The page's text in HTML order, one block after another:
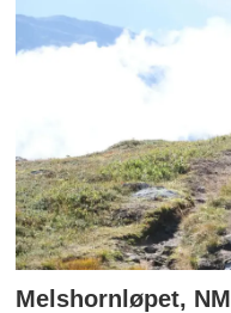
Melshornløpet,